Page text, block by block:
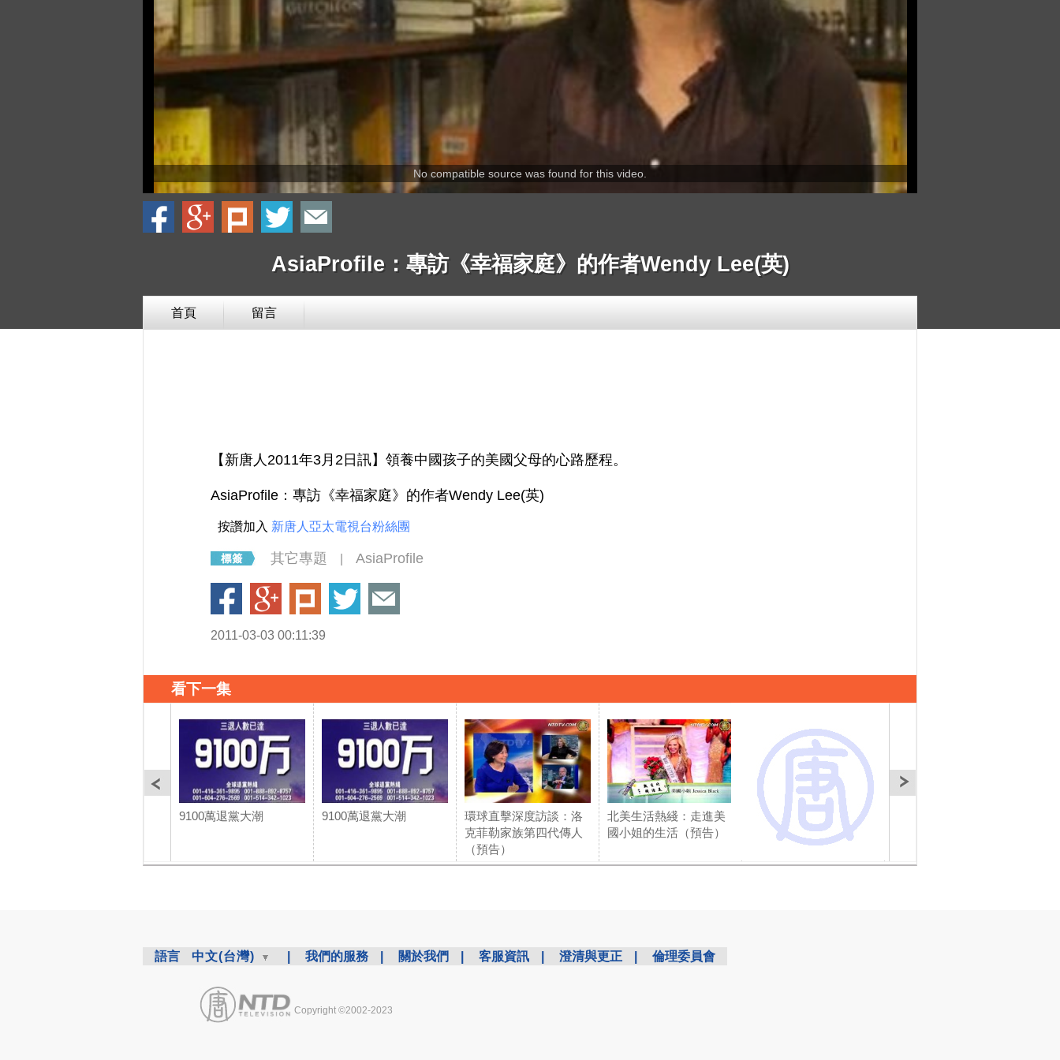
No compatible source was found for this video.
AsiaProfile：專訪《幸福家庭》的作者Wendy Lee(英)
首頁 留言
【新唐人2011年3月2日訊】領養中國孩子的美國父母的心路歷程。
AsiaProfile：專訪《幸福家庭》的作者Wendy Lee(英)
按讚加入 新唐人亞太電視台粉絲團
其它專題 AsiaProfile
2011-03-03 00:11:39
看下一集
9100萬退黨大潮 9100萬退黨大潮
環球直擊深度訪談：洛
克菲勒家族第四代傳人
（預告）
北美生活熱綫：走進美
國小姐的生活（預告）
瑞典的約塔運河
語言 中文(台灣) 我們的服務 關於我們 客服資訊 澄清與更正 倫理委員會
Copyright ©2002-2023